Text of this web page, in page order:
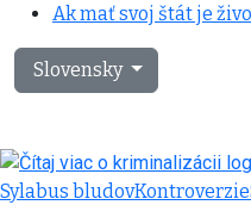
Ak mať svoj štát je
Vyberte váš jazyk
Slovensky
Sylabus bludovKontroverzie